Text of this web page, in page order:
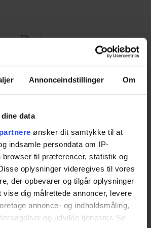
Annonceindstillinger Om
data
ønsker dit samtykke til at
indsamle persondata om IP-
browser til præferencer, statistik og
oplysninger videregives til vores
der opbevarer og tilgår oplysninger
vise dig målrettede annoncer, levere
annonce- og indholdsmåling,
og udvikle tjenester. Se
salgsvurdering og tilbud på
ved, at de konkurrerer med
dig som kunde, så du får deres
er det nemt at finde den
Det er gratis, og du binder
Du bestemmer helt selv, om du
eller ej.
Spar tid
med at indhente tilbud. Lad
dig med gode tilbud.
penge
ved, at de konkurrerer om dig
kan være sikker på, at de giver dig